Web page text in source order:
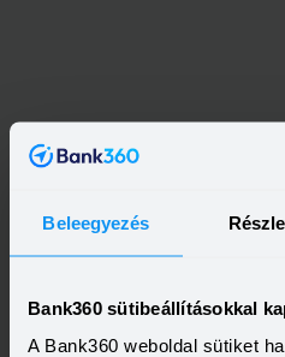
Beleegyezés
Bank360 sütibeállításokkal
A Bank360 weboldal sütiket